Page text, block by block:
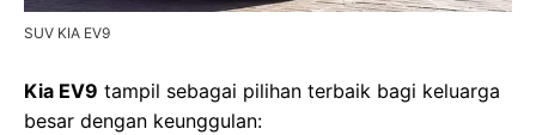
SUV KIA EV9
Kia EV9 tampil sebagai pilihan terbaik bagi keluarga
besar dengan keunggulan: